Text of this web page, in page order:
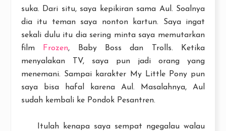
suka. Dari situ, saya kepikiran sama Aul. Soalnya
dia itu teman saya nonton kartun. Saya ingat
sekali dulu itu dia sering minta saya memutarkan
film
Frozen, Baby Boss dan Trolls. Ketika
menyalakan TV, saya pun jadi orang yang
menemani. Sampai karakter My Little Pony pun
saya bisa hafal karena Aul. Masalahnya, Aul
sudah kembali ke Pondok Pesantren.
Itulah kenapa saya sempat ngegalau walau